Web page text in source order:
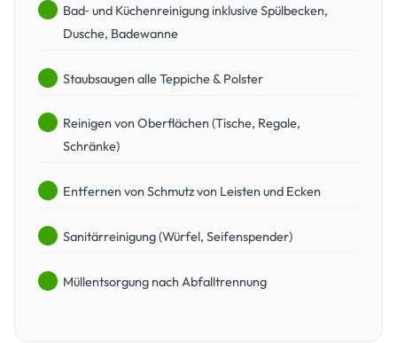
Bad‑ und Küchenreinigung inklusive Spülbecken,
Dusche, Badewanne
Staubsaugen alle Teppiche & Polster
Reinigen von Oberflächen (Tische, Regale,
Schränke)
Entfernen von Schmutz von Leisten und Ecken
Sanitärreinigung (Würfel, Seifenspender)
Müllentsorgung nach Abfalltrennung